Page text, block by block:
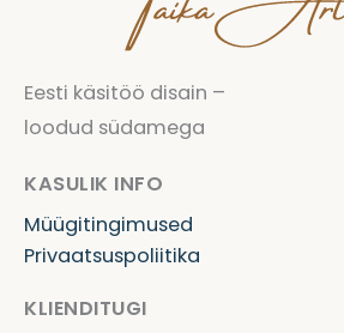
Eesti käsitöö disain –
loodud südamega
KASULIK INFO
Müügitingimused
Privaatsuspoliitika
KLIENDITUGI